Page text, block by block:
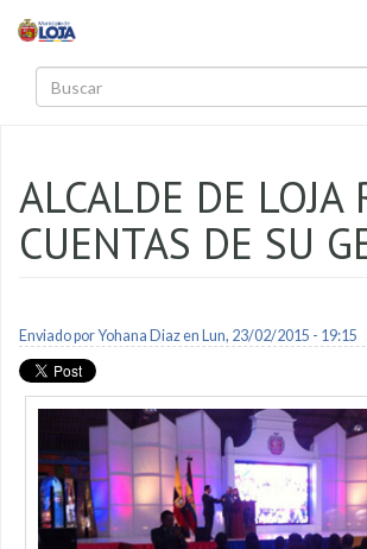
ALCALDE DE LOJA
CUENTAS DE SU
Enviado porYohana Diazen Lun, 23/02/2015 - 19:15